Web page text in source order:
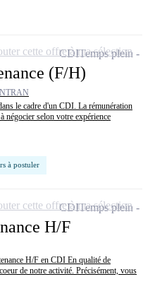
(F/H)
le cadre d'un CDI. La rémunération
négocier selon votre expérience
à postuler
CDITemps plein
cette offre à ma sélection
H/F
H/F en CDI En qualité de
de notre activité. Précisément, vous
CDITemps plein
cette offre à ma sélection